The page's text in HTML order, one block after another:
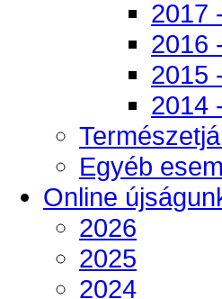
2017
2016
2015
2014
Egyéb
Online
2026
2025
2024